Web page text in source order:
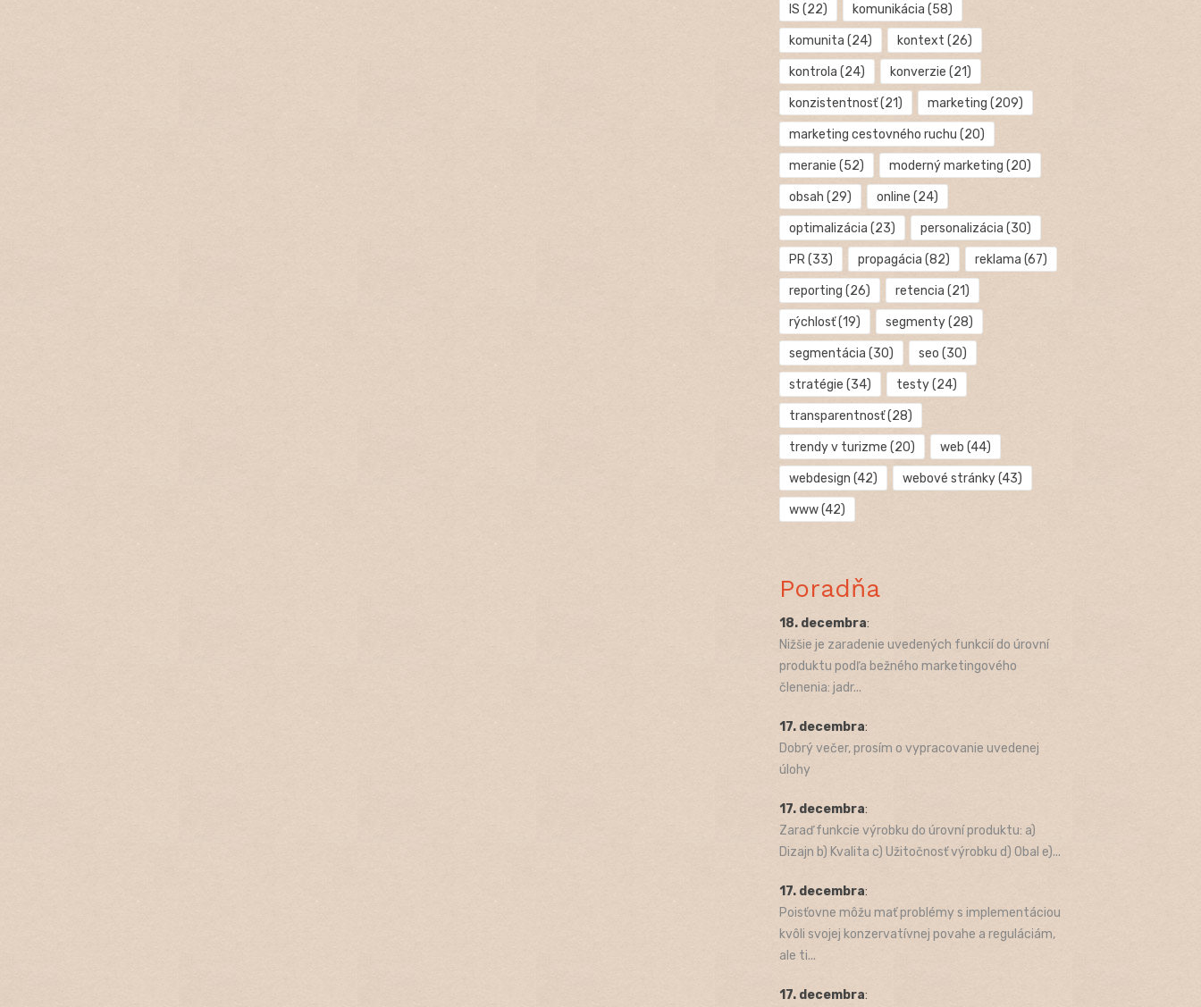
IS (22) komunikácia (58)
komunita (24) kontext (26)
kontrola (24) konverzie (21)
konzistentnosť(21) marketing (209)
marketing cestovného ruchu (20)
meranie (52) moderný marketing (20)
obsah (29) online (24)
optimalizácia (23) personalizácia (30)
PR(33) propagácia (82) reklama (67)
reporting (26) retencia (21)
rýchlosť(19) segmenty(28)
segmentácia (30) seo (30)
stratégie (34) testy(24)
transparentnosť(28)
trendy v turizme (20) web (44)
webdesign (42) webové stránky(43)
www(42)
Poradňa
18. decembra:
Nižšie je zaradenie uvedených funkcií do úrovní
produktu podľa bežného marketingového
členenia: jadr...
17. decembra:
Dobrý večer, prosím o vypracovanie uvedenej
úlohy
17. decembra:
Zaraď funkcie výrobku do úrovní produktu: a)
Dizajn b) Kvalita c) Užitočnosť výrobku d) Obal e)...
17. decembra:
Poisťovne môžu mať problémy s implementáciou
kvôli svojej konzervatívnej povahe a reguláciám,
ale ti...
17. decembra: